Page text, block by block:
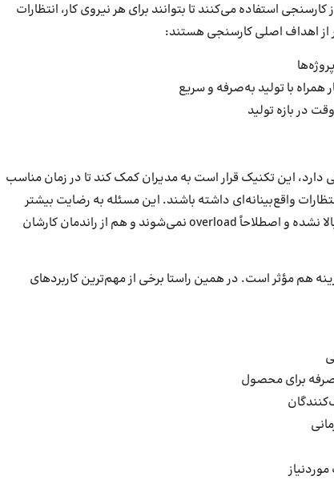
استفاده می‌کنند تا بتوانند برای هر نیروی کار، انتظارات
از اهداف اصلی کارسنجی هستند:
با تولید به‌صرفه و سریع
در بازه تولید
این تکنیک قرار است به مدیران کمک کند تا در زمان مناسب
واقع‌بینانه‌ای داشته باشند. این مسئله به رضایت بیشتر
نیروی کار هم کمک می‌کند، زیرا هم دچار حجم کاری بالا نشده و اصطلاحاً overload نمی‌شوند و هم از راندمان کارشان
هم مؤثر است. در همین راستا برخی از مهم‌ترین کاربرد‌های
برای محصول